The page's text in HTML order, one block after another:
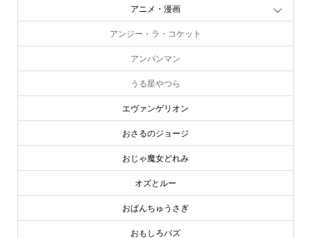
アニメ・漫画
アンジー・ラ・コケット
アンパンマン
うる星やつら
エヴァンゲリオン
おさるのジョージ
おじゃ魔女どれみ
オズとルー
おぱんちゅうさぎ
おもしろバズ